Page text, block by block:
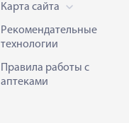
Карта сайта
Рекомендательные
технологии
Правила работы с
аптеками